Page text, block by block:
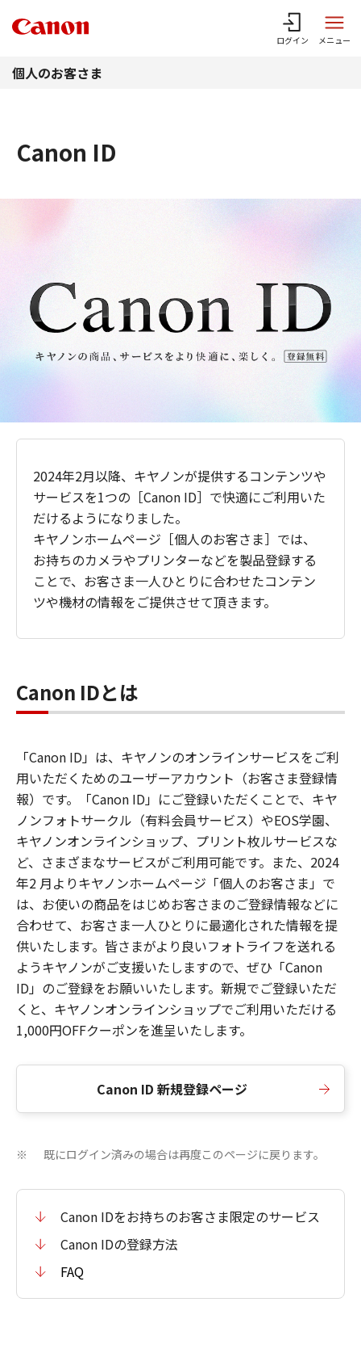
ログイン メニュー
個人のお客さま
Canon ID
2024年2月以降、キヤノンが提供するコンテンツや
サービスを1つの［Canon ID］で快適にご利用いた
だけるようになりました。
キヤノンホームページ［個人のお客さま］では、
お持ちのカメラやプリンターなどを製品登録する
ことで、お客さま一人ひとりに合わせたコンテン
ツや機材の情報をご提供させて頂きます。
Canon IDとは
「Canon ID」は、キヤノンのオンラインサービスをご利
用いただくためのユーザーアカウント（お客さま登録情
報）です。「Canon ID」にご登録いただくことで、キヤ
ノンフォトサークル（有料会員サービス）やEOS学園、
キヤノンオンラインショップ、プリント枚ルサービスな
ど、さまざまなサービスがご利用可能です。また、2024
年2 月よりキヤノンホームページ「個人のお客さま」で
は、お使いの商品をはじめお客さまのご登録情報などに
合わせて、お客さま一人ひとりに最適化された情報を提
供いたします。皆さまがより良いフォトライフを送れる
ようキヤノンがご支援いたしますので、ぜひ「Canon
ID」のご登録をお願いいたします。新規でご登録いただ
くと、キヤノンオンラインショップでご利用いただける
1,000円OFFクーポンを進呈いたします。
Canon ID 新規登録ページ
※ 既にログイン済みの場合は再度このページに戻ります。
Canon IDをお持ちのお客さま限定のサービス
Canon IDの登録方法
FAQ